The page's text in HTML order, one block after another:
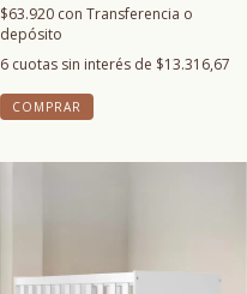
$63.920 con Transferencia o
depósito
6 cuotas sin interés de $13.316,67
COMPRAR